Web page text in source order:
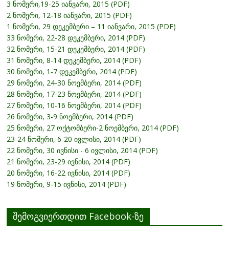
3 ნომერი,19-25 იანვარი, 2015 (PDF)
2 ნომერი, 12-18 იანვარი, 2015 (PDF)
1 ნომერი, 29 დეკემბერი – 11 იანვარი, 2015 (PDF)
33 ნომერი, 22-28 დეკემბერი, 2014 (PDF)
32 ნომერი, 15-21 დეკემბერი, 2014 (PDF)
31 ნომერი, 8-14 დეკემბერი, 2014 (PDF)
30 ნომერი, 1-7 დეკემბერი, 2014 (PDF)
29 ნომერი, 24-30 ნოემბერი, 2014 (PDF)
28 ნომერი, 17-23 ნოემბერი, 2014 (PDF)
27 ნომერი, 10-16 ნოემბერი, 2014 (PDF)
26 ნომერი, 3-9 ნოემბერი, 2014 (PDF)
25 ნომერი, 27 ოქტომბერი-2 ნოემბერი, 2014 (PDF)
23-24 ნომერი, 6-20 ივლისი, 2014 (PDF)
22 ნომერი, 30 ივნისი - 6 ივლისი, 2014 (PDF)
21 ნომერი, 23-29 ივნისი, 2014 (PDF)
20 ნომერი, 16-22 ივნისი, 2014 (PDF)
19 ნომერი, 9-15 ივნისი, 2014 (PDF)
შემოგვიერთდით Facebook-ზე